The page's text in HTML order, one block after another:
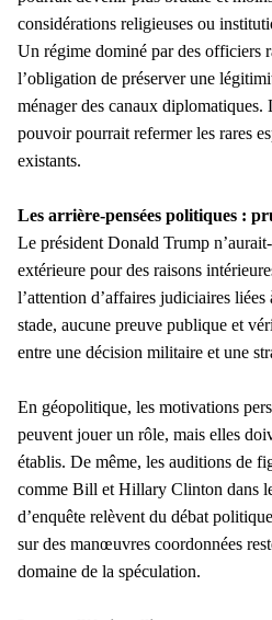
considérations religieuses ou
Un régime dominé par des officiers
l’obligation de préserver une
ménager des canaux
pouvoir pourrait refermer les rares
existants.
Les arrière-pensées politiques :
Le président Donald Trump
extérieure pour des raisons
l’attention d’affaires judiciaires
stade, aucune preuve publique et
entre une décision militaire et une
En géopolitique, les motivations
peuvent jouer un rôle, mais elles
établis. De même, les auditions de
comme Bill et Hillary Clinton dans
d’enquête relèvent du débat
sur des manœuvres coordonnées
domaine de la spéculation.